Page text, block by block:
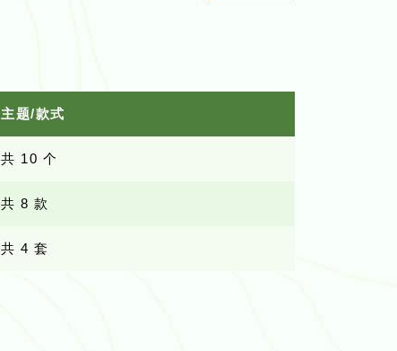
主题/款式
共 10 个
共 8 款
共 4 套